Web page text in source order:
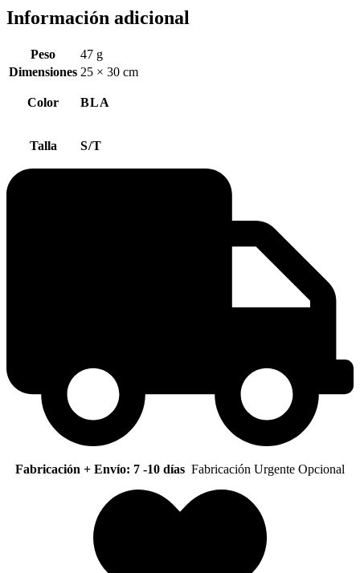
Información adicional
Peso
47 g
Dimensiones 25 × 30 cm
Color BLA
Talla S/T
Fabricación + Envío: 7 -10 días Fabricación Urgente Opcional